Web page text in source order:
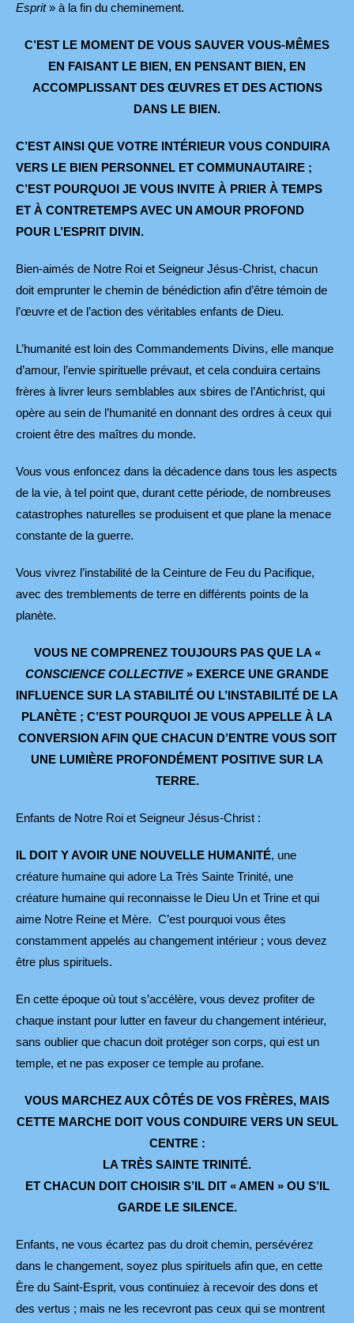
Esprit» à la fin du cheminement.
C’EST LE MOMENT DE VOUS SAUVER VOUS-MÊMES
EN FAISANT LE BIEN, EN PENSANT BIEN, EN
ACCOMPLISSANT DES ŒUVRES ET DES ACTIONS
DANS LE BIEN.
C’EST AINSI QUE VOTRE INTÉRIEUR VOUS CONDUIRA
VERS LE BIEN PERSONNEL ET COMMUNAUTAIRE ;
C’EST POURQUOI JE VOUS INVITE À PRIER À TEMPS
ET À CONTRETEMPS AVEC UN AMOUR PROFOND
POUR L’ESPRIT DIVIN.
Bien-aimés de Notre Roi et Seigneur Jésus-Christ, chacun
doit emprunter le chemin de bénédiction afin d’être témoin de
l’œuvre et de l’action des véritables enfants de Dieu.
L’humanité est loin des Commandements Divins, elle manque
d’amour, l’envie spirituelle prévaut, et cela conduira certains
frères à livrer leurs semblables aux sbires de l’Antichrist, qui
opère au sein de l’humanité en donnant des ordres à ceux qui
croient être des maîtres du monde.
Vous vous enfoncez dans la décadence dans tous les aspects
de la vie, à tel point que, durant cette période, de nombreuses
catastrophes naturelles se produisent et que plane la menace
constante de la guerre.
Vous vivrez l’instabilité de la Ceinture de Feu du Pacifique,
avec des tremblements de terre en différents points de la
planète.
VOUS NE COMPRENEZ TOUJOURS PAS QUE LA «
CONSCIENCE COLLECTIVE» EXERCE UNE GRANDE
INFLUENCE SUR LA STABILITÉ OU L’INSTABILITÉ DE LA
PLANÈTE ; C’EST POURQUOI JE VOUS APPELLE À LA
CONVERSION AFIN QUE CHACUN D’ENTRE VOUS SOIT
UNE LUMIÈRE PROFONDÉMENT POSITIVE SUR LA
TERRE.
Enfants de Notre Roi et Seigneur Jésus-Christ :
IL DOIT Y AVOIR UNE NOUVELLE HUMANITÉ, une
créature humaine qui adore La Très Sainte Trinité, une
créature humaine qui reconnaisse le Dieu Un et Trine et qui
aime Notre Reine et Mère. C’est pourquoi vous êtes
constamment appelés au changement intérieur ; vous devez
être plus spirituels.
En cette époque où tout s’accélère, vous devez profiter de
chaque instant pour lutter en faveur du changement intérieur,
sans oublier que chacun doit protéger son corps, qui est un
temple, et ne pas exposer ce temple au profane.
VOUS MARCHEZ AUX CÔTÉS DE VOS FRÈRES, MAIS
CETTE MARCHE DOIT VOUS CONDUIRE VERS UN SEUL
CENTRE :
LA TRÈS SAINTE TRINITÉ.
ET CHACUN DOIT CHOISIR S’IL DIT « AMEN » OU S’IL
GARDE LE SILENCE.
Enfants, ne vous écartez pas du droit chemin, persévérez
dans le changement, soyez plus spirituels afin que, en cette
Ère du Saint-Esprit, vous continuiez à recevoir des dons et
des vertus ; mais ne les recevront pas ceux qui se montrent